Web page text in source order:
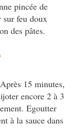
pincée de
sur feu doux
des pâtes.
15 minutes,
encore 2 à 3
Egoutter
à la sauce dans